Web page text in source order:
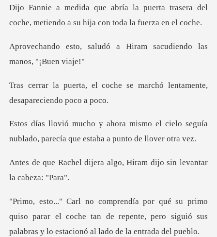
Dijo Fannie a medida que abría la puerta trasera del
c
dó a Hiram sacudiendo l
oche se marchó lentamente,
o el cielo seguía
nublado, parecía q
a algo, Hiram dijo sin le
uiso parar el coche tan de repente, pero siguió sus
pa